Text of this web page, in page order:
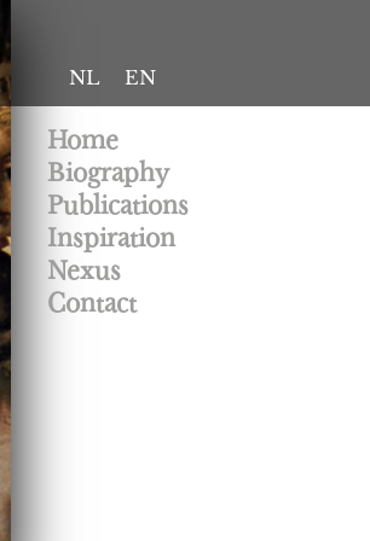
NL EN
Home
Biography
Publications
Inspiration
Nexus
Contact